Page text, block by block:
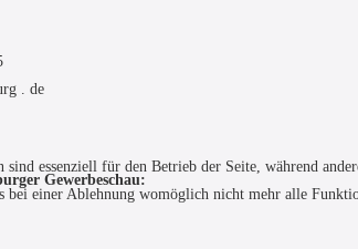
. de
Gewerbeschau:
essenziell für den Betrieb der Seite, während
bei einer Ablehnung womöglich nicht mehr alle